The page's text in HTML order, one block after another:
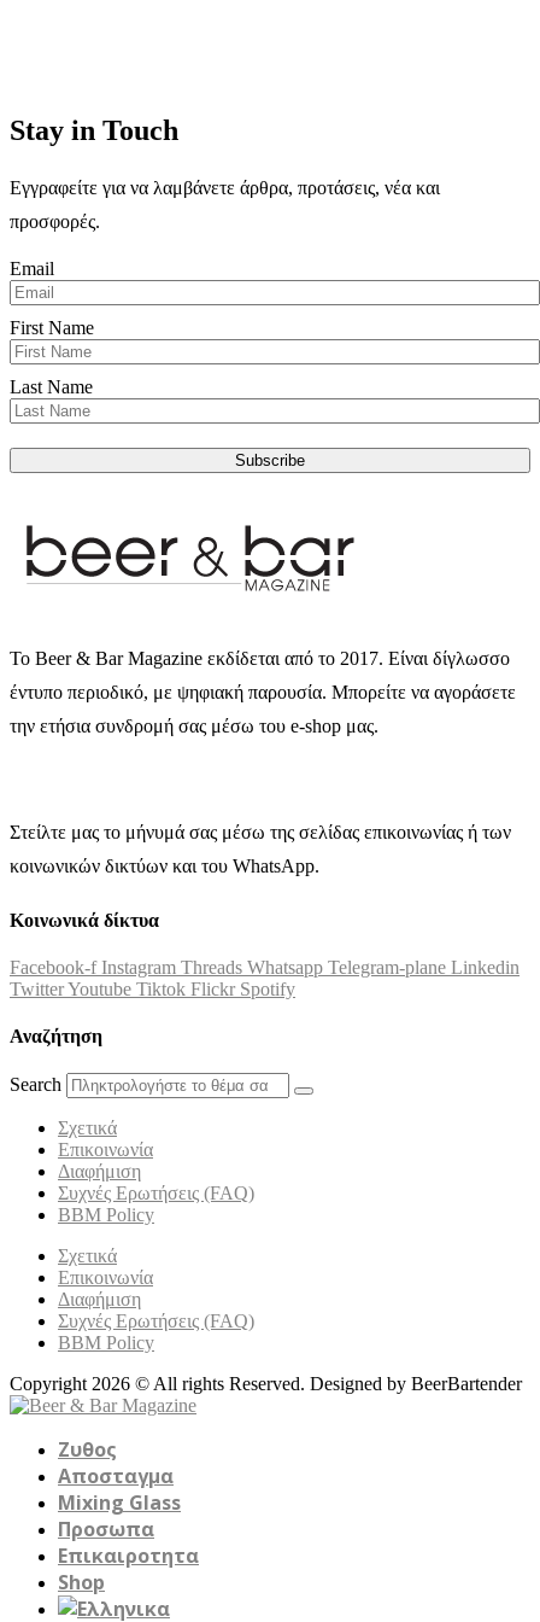
Stay in Touch
Εγγραφείτε για να λαμβάνετε άρθρα, προτάσεις, νέα και
προσφορές.
Email
First Name
Last Name
Subscribe
Το Beer & Bar Magazine εκδίδεται από το 2017. Είναι δίγλωσσο
έντυπο περιοδικό, με ψηφιακή παρουσία. Μπορείτε να αγοράσετε
την ετήσια συνδρομή σας μέσω του e-shop μας.
Στείλτε μας το μήνυμά σας μέσω της σελίδας επικοινωνίας ή των
κοινωνικών δικτύων και του WhatsApp.
Κοινωνικά δίκτυα
Facebook-f Instagram Threads Whatsapp Telegram-plane Linkedin
TwitterYoutube Tiktok Flickr Spotify
Αναζήτηση
Search
Σχετικά
Επικοινωνία
Διαφήμιση
Συχνές Ερωτήσεις (FAQ)
BBM Policy
Σχετικά
Επικοινωνία
Διαφήμιση
Συχνές Ερωτήσεις (FAQ)
BBM Policy
Copyright 2026 © All rights Reserved. Designed by BeerBartender
Ζυθος
Αποσταγμα
Mixing Glass
Προσωπα
Επικαιροτητα
Shop